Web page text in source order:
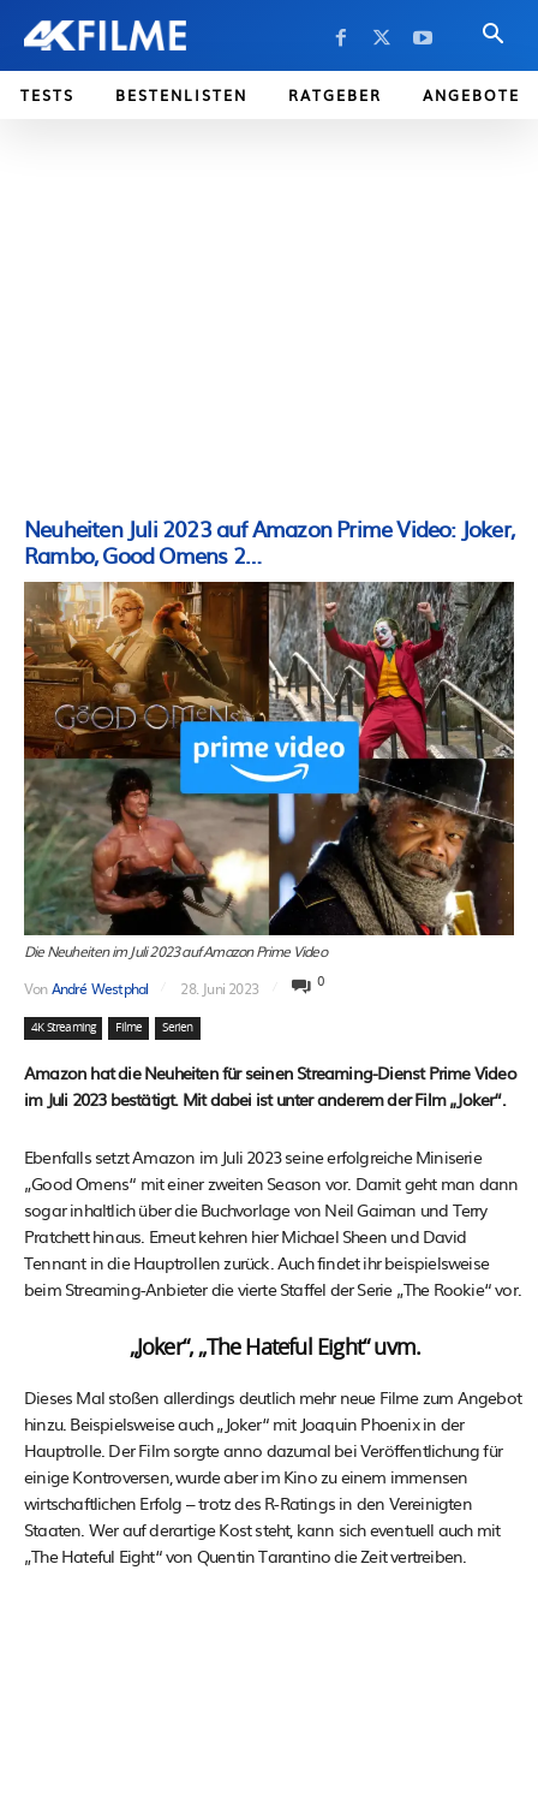
TESTS BESTENLISTEN RATGEBER ANGEBOTE
Neuheiten Juli 2023 auf Amazon Prime Video: Joker,
Rambo, Good Omens 2…
Die Neuheiten im Juli 2023 auf Amazon Prime Video
VonAndré Westphal 28. Juni 2023 0
4K Streaming Filme Serien
Amazon hat die Neuheiten für seinen Streaming-Dienst Prime Video
im Juli 2023 bestätigt. Mit dabei ist unter anderem der Film „Joker“.
Ebenfalls setzt Amazon im Juli 2023 seine erfolgreiche Miniserie
„Good Omens“ mit einer zweiten Season vor. Damit geht man dann
sogar inhaltlich über die Buchvorlage von Neil Gaiman und Terry
Pratchett hinaus. Erneut kehren hier Michael Sheen und David
Tennant in die Hauptrollen zurück. Auch findet ihr beispielsweise
beim Streaming-Anbieter die vierte Staffel der Serie „The Rookie“ vor.
„Joker“, „The Hateful Eight“ uvm.
Dieses Mal stoßen allerdings deutlich mehr neue Filme zum Angebot
hinzu. Beispielsweise auch „Joker“ mit Joaquin Phoenix in der
Hauptrolle. Der Film sorgte anno dazumal bei Veröffentlichung für
einige Kontroversen, wurde aber im Kino zu einem immensen
wirtschaftlichen Erfolg – trotz des R-Ratings in den Vereinigten
Staaten. Wer auf derartige Kost steht, kann sich eventuell auch mit
„The Hateful Eight“ von Quentin Tarantino die Zeit vertreiben.